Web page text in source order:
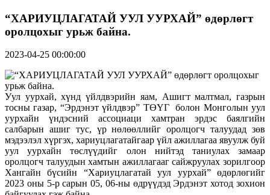
“ХАРИУЦЛАГАТАЙ УУЛ УУРХАЙ” өдөрлөгт
оролцохыг урьж байна.
2023-04-25 00:00:00
Уул уурхай, хүнд үйлдвэрийн яам, Ашигт малтмал, газрын
тосны газар, “Эрдэнэт үйлдвэр” ТӨҮГ болон Монголын уул
уурхайн үндэсний ассоциаци хамтран эрдэс баялгийн
салбарын ашиг тус, үр нөлөөллийг оролцогч талуудад зөв
мэдээлэл хүргэх, хариуцлагатайгаар үйл ажиллагаа явуулж буй
уул уурхайн төслүүдийг олон нийтэд таниулах замаар
оролцогч талуудын хамтын ажиллагааг сайжруулах зорилгоор
Хангайн бүсийн “Хариуцлагатай уул уурхай” өдөрлөгийг
2023 оны 5-р сарын 05, 06-ны өдрүүдэд Эрдэнэт хотод зохион